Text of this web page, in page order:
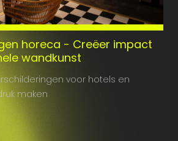
horeca - Creëer impact
wandkunst
voor hotels en
maken